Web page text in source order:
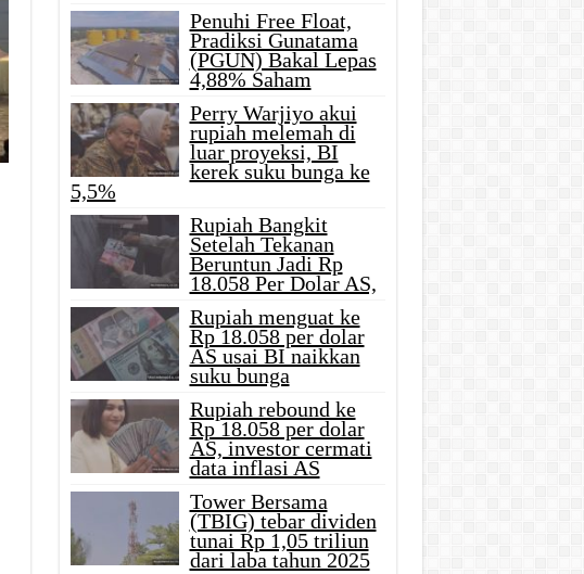
Penuhi Free Float,
Pradiksi Gunatama
(PGUN) Bakal Lepas
4,88% Saham
Perry Warjiyo akui
rupiah melemah di
luar proyeksi, BI
kerek suku bunga ke
5,5%
Rupiah Bangkit
Setelah Tekanan
Beruntun Jadi Rp
18.058 Per Dolar AS,
Rupiah menguat ke
Rp 18.058 per dolar
AS usai BI naikkan
suku bunga
Rupiah rebound ke
Rp 18.058 per dolar
AS, investor cermati
data inflasi AS
Tower Bersama
(TBIG) tebar dividen
tunai Rp 1,05 triliun
dari laba tahun 2025